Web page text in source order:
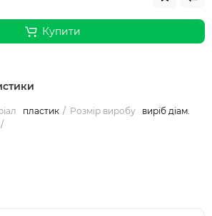
Купити
пластик Розмір виробу
виріб діам.